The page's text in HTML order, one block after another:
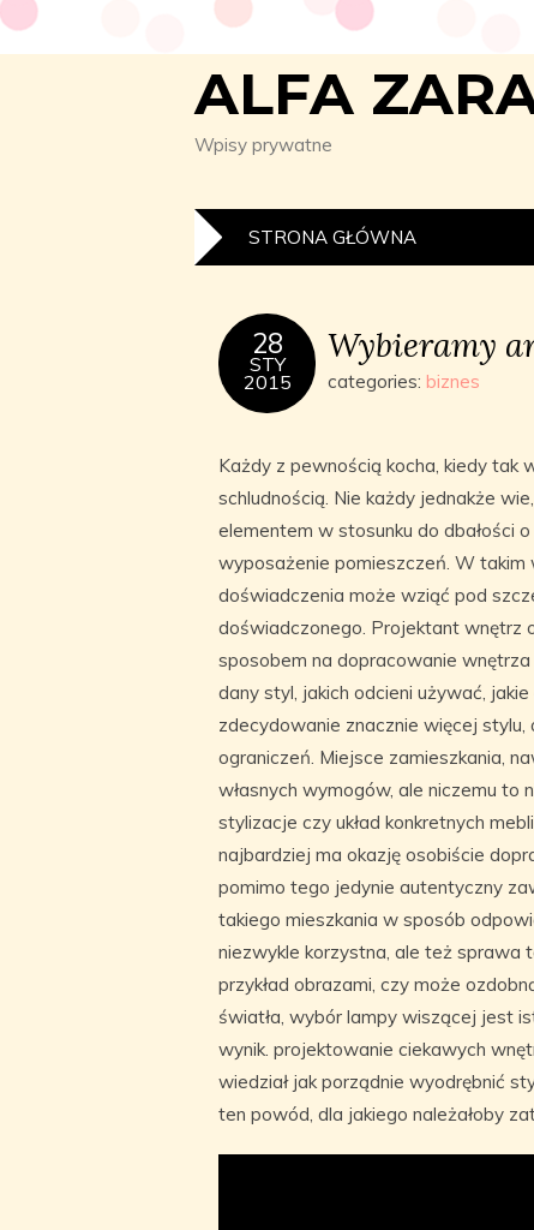
ALFA
Wpisy prywatne
STRONA GŁÓWNA
28
STY
2015
Wybieramy
categories: biznes
Każdy z pewnością kocha, kiedy tak
schludnością. Nie każdy jednakże
elementem w stosunku do dbałości
wyposażenie pomieszczeń. W takim
doświadczenia może wziąć pod
doświadczonego. Projektant wnętrz
sposobem na dopracowanie
dany styl, jakich odcieni używać,
zdecydowanie znacznie więcej
ograniczeń. Miejsce zamieszkania,
własnych wymogów, ale niczemu to
stylizacje czy układ konkretnych
najbardziej ma okazję osobiście
pomimo tego jedynie autentyczny
takiego mieszkania w sposób
niezwykle korzystna, ale też sprawa
przykład obrazami, czy może
światła, wybór lampy wiszącej jest
wynik. projektowanie ciekawych
wiedział jak porządnie wyodrębnić
ten powód, dla jakiego należałoby